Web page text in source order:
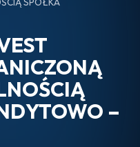
–